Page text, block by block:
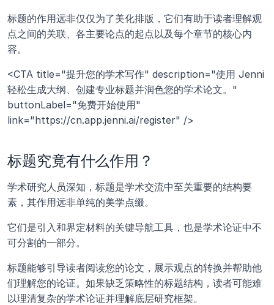
标题的作用远非仅仅为了美化排版，它们有助于读者理解观
点之间的关联、各主要论点的起点以及每个章节的核心内
容。
<CTA title="提升您的学术写作" description="使用 Jenni
轻松生成大纲、创建专业标题并润色您的学术论文。"
buttonLabel="免费开始使用"
link="https://cn.app.jenni.ai/register" />
标题究竟有什么作用？
学术研究人员深知，标题是学术交流中至关重要的结构要
素，其作用远非单纯的美学点缀。
它们是引入和界定材料的关键导航工具，也是学术论证中不
可分割的一部分。
标题能够引导读者阅读您的论文，展示观点的转换并帮助他
们理解您的论证。如果缺乏策略性的标题结构，读者可能难
以理清复杂的学术论证并理解底层研究框架。